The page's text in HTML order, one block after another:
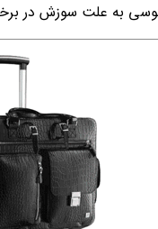
به علت سوزش در